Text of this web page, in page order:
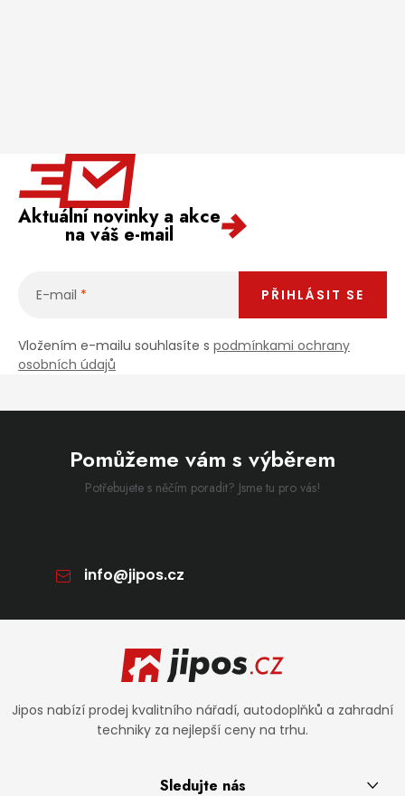
Aktuální novinky a akce
na váš e-mail
E-mail
Vložením e-mailu souhlasíte s podmínkami ochrany
osobních údajů
PŘIHLÁSIT SE
Pomůžeme vám s výběrem
Potřebujete s něčím poradit? Jsme tu pro vás!
info@jipos.cz
Jipos nabízí prodej kvalitního nářadí, autodoplňků a zahradní
techniky za nejlepší ceny na trhu.
Sledujte nás